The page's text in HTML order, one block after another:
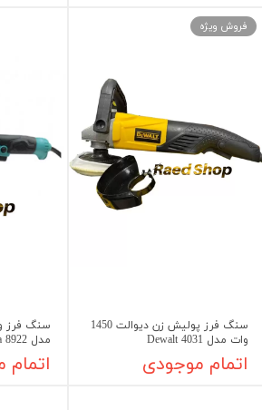
سنگ فرز پولیش زن دیوالت 1450
وات مدل 4031 Dewalt
اتمام موجودی
فروش ویژه
مدل Makita 8922